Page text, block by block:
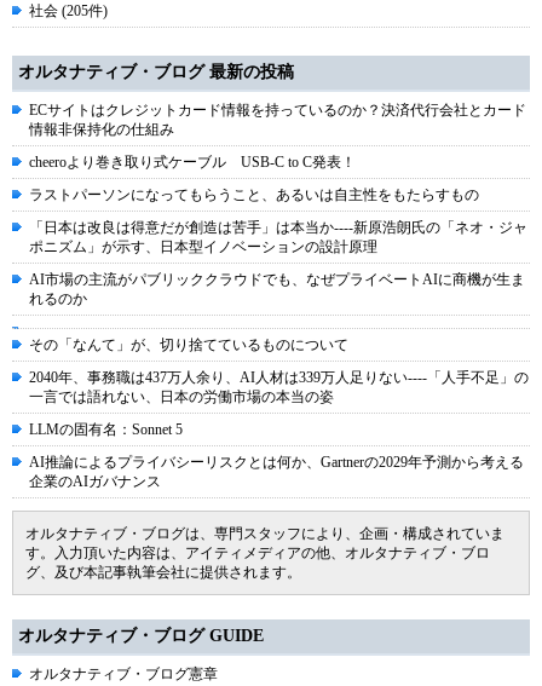
社会 (205件)
オルタナティブ・ブログ 最新の投稿
ECサイトはクレジットカード情報を持っているのか？決済代行会社とカード
情報非保持化の仕組み
cheeroより巻き取り式ケーブル USB-C to C発表！
ラストパーソンになってもらうこと、あるいは自主性をもたらすもの
「日本は改良は得意だが創造は苦手」は本当か----新原浩朗氏の「ネオ・ジャ
ポニズム」が示す、日本型イノベーションの設計原理
AI市場の主流がパブリッククラウドでも、なぜプライベートAIに商機が生ま
れるのか
その「なんて」が、切り捨てているものについて
2040年、事務職は437万人余り、AI人材は339万人足りない----「人手不足」の
一言では語れない、日本の労働市場の本当の姿
LLMの固有名：Sonnet 5
AI推論によるプライバシーリスクとは何か、Gartnerの2029年予測から考える
企業のAIガバナンス
オルタナティブ・ブログは、専門スタッフにより、企画・構成されていま
す。入力頂いた内容は、アイティメディアの他、オルタナティブ・ブロ
グ、及び本記事執筆会社に提供されます。
オルタナティブ・ブログ GUIDE
オルタナティブ・ブログ憲章